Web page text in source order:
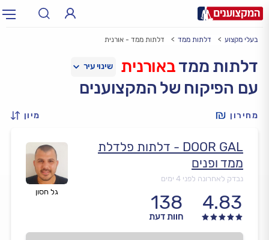
עירעיר: תל אביב, חיפה…
בעלי מקצוע דלתות ממד דלתות ממד - אורנית
דלתות ממדבאורנית
עם הפיקוח של המקצוענים
מחירון מיון
גל חסון
DOOR GAL - דלתות פלדלת
ממד ופנים
נבדק לאחרונה לפני 4 ימים
4.83
138
חוות דעת